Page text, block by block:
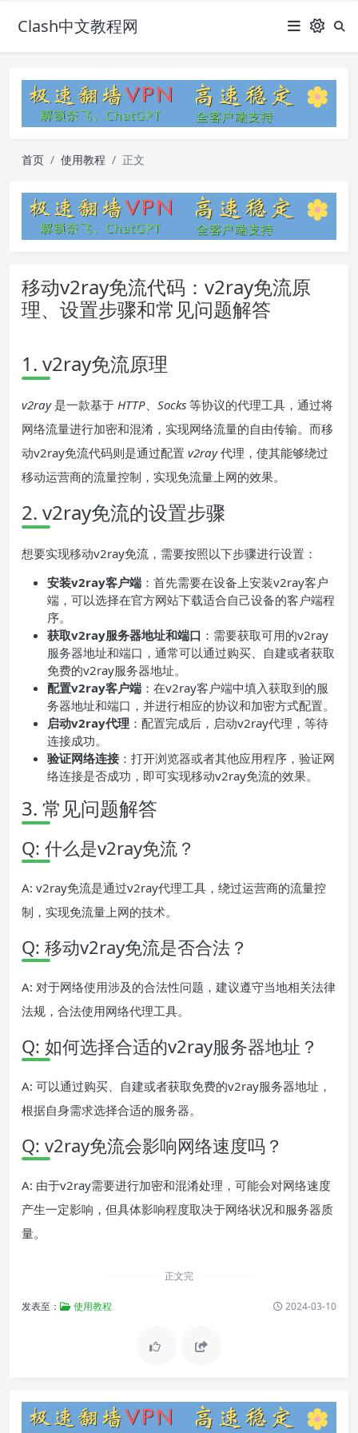
Clash中文教程网
首页 使用教程 正文
移动v2ray免流代码：v2ray免流原
理、设置步骤和常见问题解答
1. v2ray免流原理
v2ray是一款基于 HTTP、 Socks 等协议的代理工具，通过将
网络流量进行加密和混淆，实现网络流量的自由传输。而移
动v2ray免流代码则是通过配置 v2ray代理，使其能够绕过
移动运营商的流量控制，实现免流量上网的效果。
2. v2ray免流的设置步骤
想要实现移动v2ray免流，需要按照以下步骤进行设置：
安装v2ray客户端 ：首先需要在设备上安装v2ray客户
端，可以选择在官方网站下载适合自己设备的客户端程
序。
获取v2ray服务器地址和端口 ：需要获取可用的v2ray
服务器地址和端口，通常可以通过购买、自建或者获取
免费的v2ray服务器地址。
配置v2ray客户端 ：在v2ray客户端中填入获取到的服
务器地址和端口，并进行相应的协议和加密方式配置。
启动v2ray代理 ：配置完成后，启动v2ray代理，等待
连接成功。
验证网络连接 ：打开浏览器或者其他应用程序，验证网
络连接是否成功，即可实现移动v2ray免流的效果。
3. 常见问题解答
Q: 什么是v2ray免流？
A: v2ray免流是通过v2ray代理工具，绕过运营商的流量控
制，实现免流量上网的技术。
Q: 移动v2ray免流是否合法？
A: 对于网络使用涉及的合法性问题，建议遵守当地相关法律
法规，合法使用网络代理工具。
Q: 如何选择合适的v2ray服务器地址？
A: 可以通过购买、自建或者获取免费的v2ray服务器地址，
根据自身需求选择合适的服务器。
Q: v2ray免流会影响网络速度吗？
A: 由于v2ray需要进行加密和混淆处理，可能会对网络速度
产生一定影响，但具体影响程度取决于网络状况和服务器质
量。
正文完
发表至： 使用教程 2024-03-10